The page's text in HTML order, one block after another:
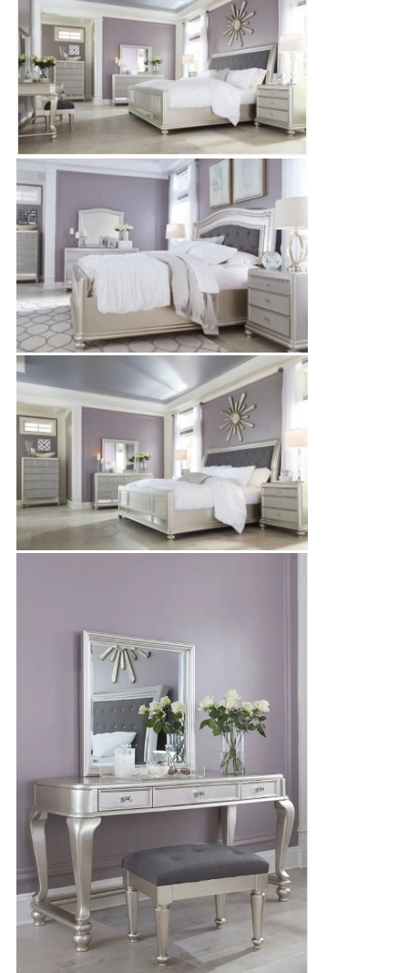
プ
ラ
イ
バ
シ
ー
ポ
リ
シ
ー
規
約